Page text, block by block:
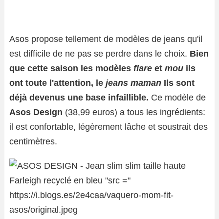
Asos propose tellement de modèles de jeans qu'il
est difficile de ne pas se perdre dans le choix. Bien
que cette saison les modèles flare et mou ils
ont toute l'attention, le jeans maman Ils sont
déjà devenus une base infaillible. Ce modèle de
Asos Design (38,99 euros) a tous les ingrédients:
il est confortable, légèrement lâche et soustrait des
centimètres.